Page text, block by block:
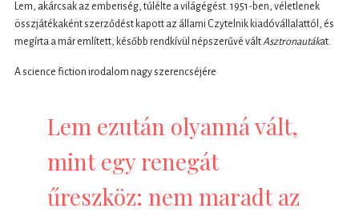
Lem, akárcsak az emberiség, túlélte a világégést. 1951-ben, véletlenek
összjátékaként szerződést kapott az állami Czytelnik kiadóvállalattól, és
megírta a már említett, később rendkívül népszerűvé váltAsztronautákat.
A science fiction irodalom nagy szerencséjére
Lem ezután olyanná vált,
mint egy renegát
űreszköz: nem maradt az